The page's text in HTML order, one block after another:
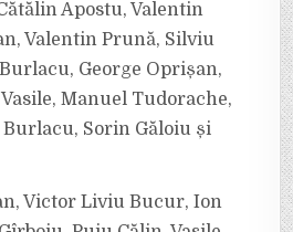
Apostu, Valentin
Valentin Prună, Silviu
George Oprișan,
Manuel Tudorache,
Sorin Găloiu și
Victor Liviu Bucur, Ion